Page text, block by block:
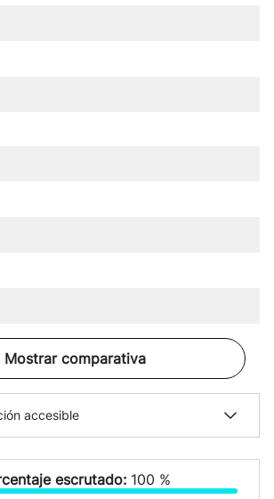
Mostrar comparativa
accesible
escrutado: 100 %